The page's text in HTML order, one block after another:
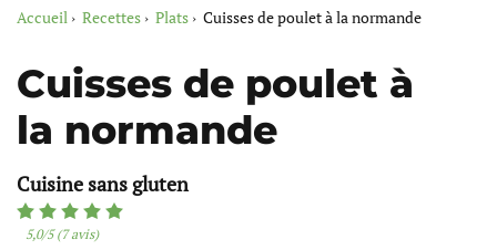
Accueil Recettes Plats Cuisses de poulet à la normande
Cuisses de poulet à
la normande
Cuisine sans gluten
5,0/5 (7 avis)